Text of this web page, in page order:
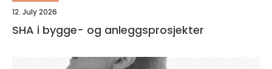
12. July 2026
SHA i bygge- og anleggsprosjekter